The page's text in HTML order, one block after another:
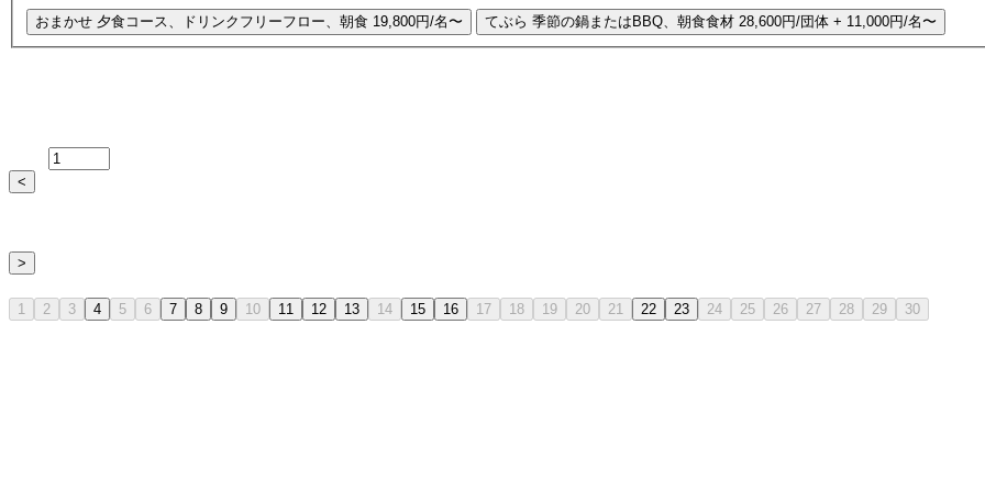
おまかせ 夕食コース、ドリンクフリーフロー、朝食 19,800円/名〜 てぶら 季節の鍋またはBBQ、朝食食材 28,600円/団体 + 11,000円/名〜
<
>
1 2 3 4 5 6 7 8 9 10 11 12 13 14 15 16 17 18 19 20 21 22 23 24 25 26 27 28 29 30